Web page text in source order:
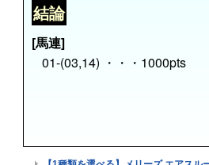
結論
[馬連]
01-(03,14) ・・・1000pts